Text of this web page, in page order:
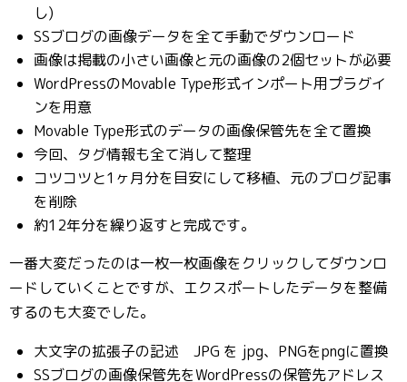
し)
SSブログの画像データを全て手動でダウンロード
画像は掲載の小さい画像と元の画像の2個セットが必要
WordPressのMovable Type形式インポート用プラグイ
ンを用意
Movable Type形式のデータの画像保管先を全て置換
今回、タグ情報も全て消して整理
コツコツと1ヶ月分を目安にして移植、元のブログ記事
を削除
約12年分を繰り返すと完成です。
一番大変だったのは一枚一枚画像をクリックしてダウンロ
ードしていくことですが、エクスポートしたデータを整備
するのも大変でした。
大文字の拡張子の記述 JPG を jpg、PNGをpngに置換
SSブログの画像保管先をWordPressの保管先アドレス